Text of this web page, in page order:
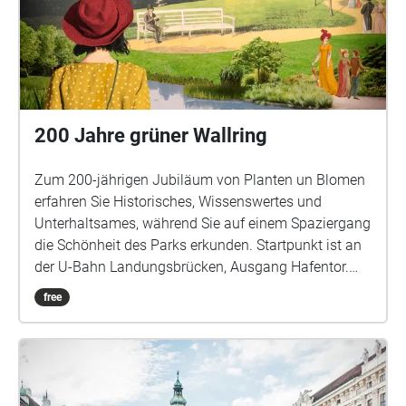
Sonntagen nehmen wir euch mit auf 90-minütige
Stadtspaziergänge, bei denen wir uns
unterschiedlichen Orten und Geschichten annähern
oder gar selbst Teil davon werden. Über FORMAT:
FORMAT ist eine interdisziplinäre und hybride
September 2022 am Güterbahnhof Bremen
und Norbert Bauer initiieren eine Reihe aus
Gesprächen, Diskussionen, Lecture-Performances
und Spaziergängen mit über-/regionalen Gästen.
200 Jahre grüner Wallring
Zum 200-jährigen Jubiläum von Planten un Blomen
erfahren Sie Historisches, Wissenswertes und
Unterhaltsames, während Sie auf einem Spaziergang
die Schönheit des Parks erkunden. Startpunkt ist an
der U-Bahn Landungsbrücken, Ausgang Hafentor.
Dort können Sie mit der Einführung starten. Dauer
des Soundwalks: ca. 2,5 - 3 Stunden Der Soundwalk
Weitere Informationen und den vollständigen
Podcast zum nachhören finden Sie unter:
https://www.gruenerwallring-200.de/ Autorin: Dr.
free